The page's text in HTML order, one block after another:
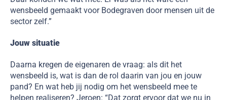
wensbeeld gemaakt voor Bodegraven door mensen uit de
sector zelf.”
Jouw situatie
Daarna kregen de eigenaren de vraag: als dit het
wensbeeld is, wat is dan de rol daarin van jou en jouw
pand? En wat heb jij nodig om het wensbeeld mee te
helpen realiseren? Jeroen: “Dat zorgt ervoor dat we nu in